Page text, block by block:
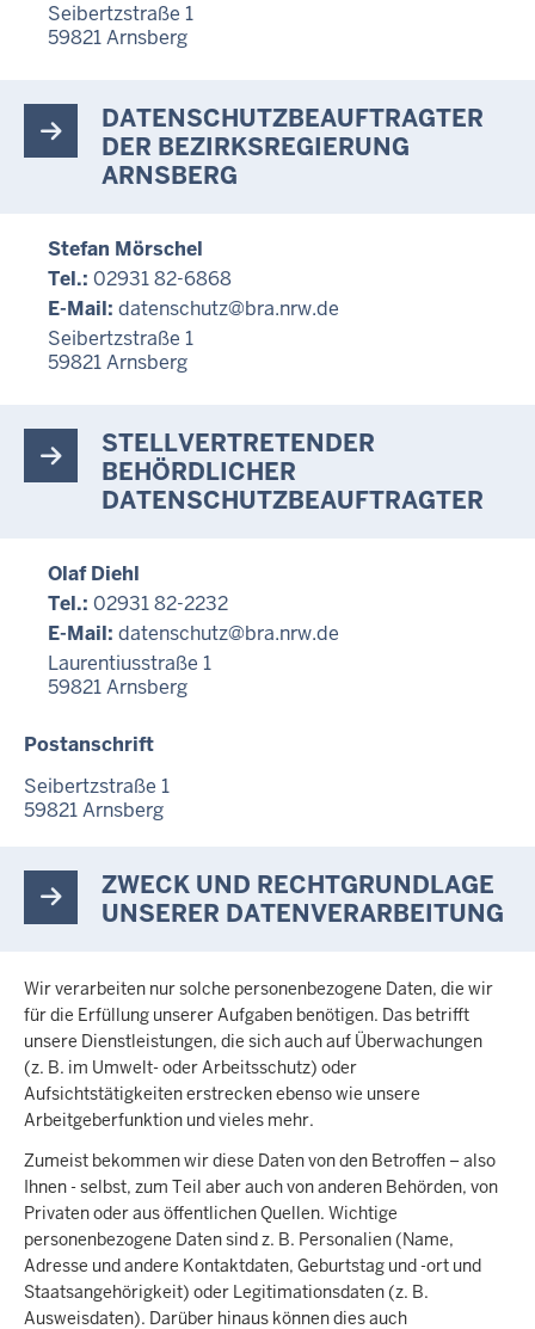
Seibertzstraße 1
59821Arnsberg
DATENSCHUTZBEAUFTRAGTER
DER BEZIRKSREGIERUNG
ARNSBERG
Stefan Mörschel
Tel.: 02931 82-6868
E-Mail: datenschutz@bra.nrw.de
Seibertzstraße 1
59821Arnsberg
STELLVERTRETENDER
BEHÖRDLICHER
DATENSCHUTZBEAUFTRAGTER
Olaf Diehl
Tel.: 02931 82-2232
E-Mail: datenschutz@bra.nrw.de
Laurentiusstraße 1
59821Arnsberg
Postanschrift
Seibertzstraße 1
59821Arnsberg
ZWECK UND RECHTGRUNDLAGE
UNSERER DATENVERARBEITUNG
Wir verarbeiten nur solche personenbezogene Daten, die wir
für die Erfüllung unserer Aufgaben benötigen. Das betrifft
unsere Dienstleistungen, die sich auch auf Überwachungen
(z. B. im Umwelt- oder Arbeitsschutz) oder
Aufsichtstätigkeiten erstrecken ebenso wie unsere
Arbeitgeberfunktion und vieles mehr.
Zumeist bekommen wir diese Daten von den Betroffen – also
Ihnen - selbst, zum Teil aber auch von anderen Behörden, von
Privaten oder aus öffentlichen Quellen. Wichtige
personenbezogene Daten sind z. B. Personalien (Name,
Adresse und andere Kontaktdaten, Geburtstag und -ort und
Staatsangehörigkeit) oder Legitimationsdaten (z. B.
Ausweisdaten). Darüber hinaus können dies auch